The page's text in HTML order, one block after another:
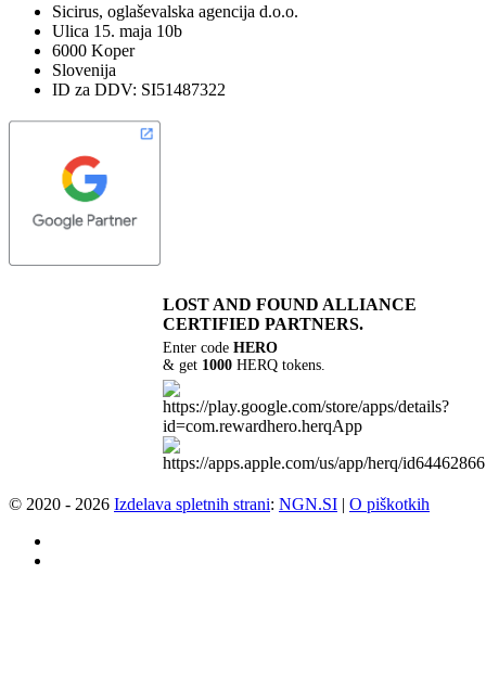
Sicirus, oglaševalska agencija d.o.o.
Ulica 15. maja 10b
6000 Koper
Slovenija
ID za DDV: SI51487322
LOST AND FOUND ALLIANCE
CERTIFIED PARTNERS.
Enter codeHERO
& get 1000 HERQ tokens.
© 2020 - 2026 Izdelava spletnih strani: NGN.SI | O piškotkih